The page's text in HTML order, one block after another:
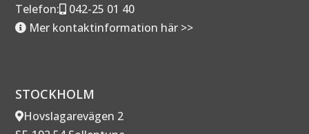
Telefon:
042-25 01 40
Mer kontaktinformation här >>
STOCKHOLM
Hovslagarevägen 2